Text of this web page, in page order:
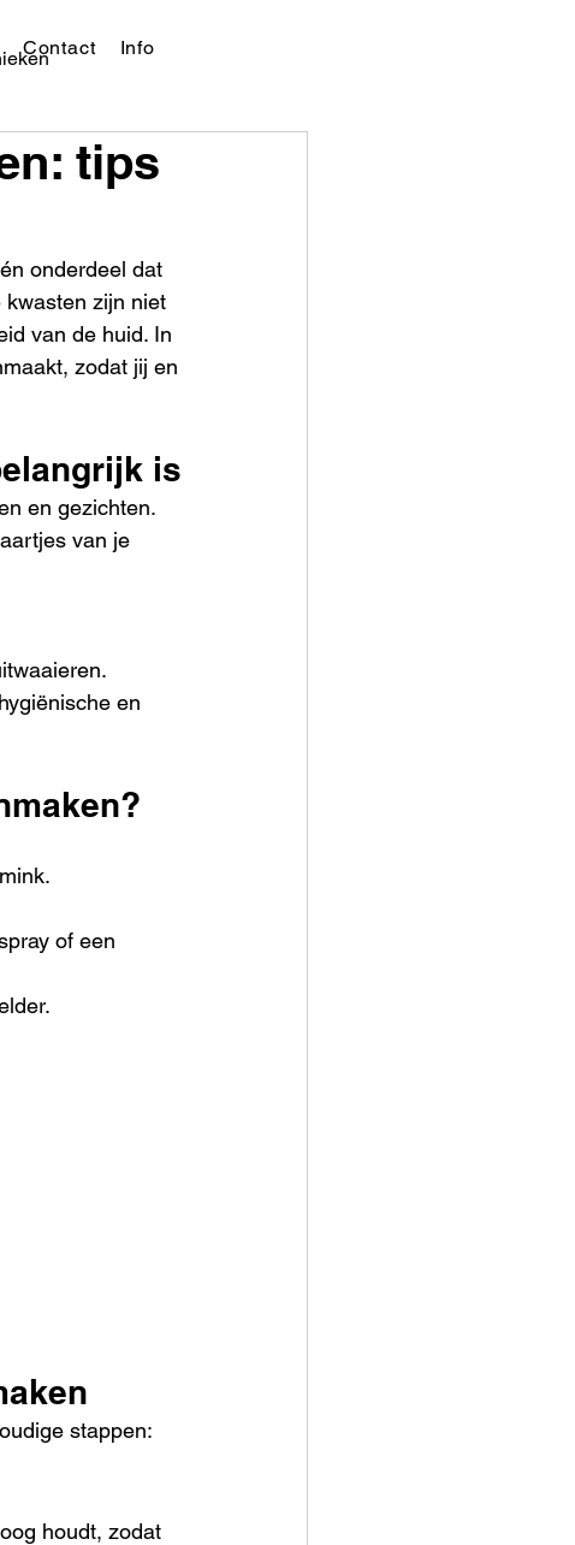
Contact Info
tips
onderdeel dat
zijn niet
van de huid. In
zodat jij en
is
en gezichten.
van je
en
of een
stappen:
houdt, zodat